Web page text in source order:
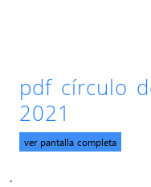
pdf círculo
2021
ver pantalla completa
.